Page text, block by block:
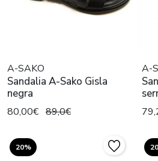
A-SAKO
Sandalia A-Sako Gisla
negra
80,00€ 89,0€
A-
20%